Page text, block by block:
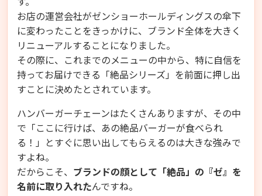
お店の運営会社がゼンショーホールディングスの傘下
に変わったことをきっかけに、ブランド全体を大きく
リニューアルすることになりました。
その際に、これまでのメニューの中から、特に自信を
持ってお届けできる「絶品シリーズ」を前面に押し出
すことに決めたとされています。
ハンバーガーチェーンはたくさんありますが、その中
で「ここに行けば、あの絶品バーガーが食べられ
る！」とすぐに思い出してもらえるのは大きな強みで
すよね。
だからこそ、 ブランドの顔として「絶品」の『ゼ』を
名前に取り入れたんですね。